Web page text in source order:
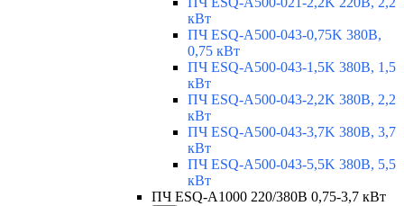
кВт
ПЧ ESQ-A500-043-0,75K 380В,
0,75 кВт
ПЧ ESQ-A500-043-1,5K 380В, 1,5
кВт
ПЧ ESQ-A500-043-2,2K 380В, 2,2
кВт
ПЧ ESQ-A500-043-3,7K 380В, 3,7
кВт
ПЧ ESQ-A500-043-5,5K 380В, 5,5
кВт
ПЧ ESQ-A1000 220/380В 0,75-3,7 кВт